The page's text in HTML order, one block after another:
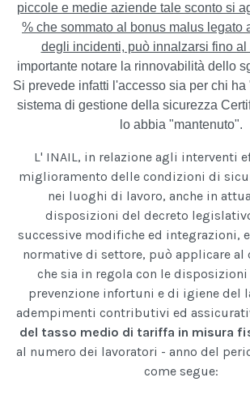
piccole e medie aziende tale sconto si
% che sommato al bonus malus legato
degli incidenti, può innalzarsi fino al
importante notare la rinnovabilità dello
Si prevede infatti l'accesso sia per chi
sistema di gestione della sicurezza
lo abbia "mantenuto".
L' INAIL, in relazione agli interventi
miglioramento delle condizioni di
nei luoghi di lavoro, anche in
disposizioni del decreto
successive modifiche ed integrazioni,
normative di settore, può applicare al
che sia in regola con le
prevenzione infortuni e di igiene del
adempimenti contributivi ed
del tasso medio di tariffa in misura
al numero dei lavoratori - anno del
come segue: